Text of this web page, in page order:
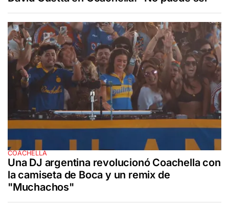
COACHELLA
Una DJ argentina revolucionó Coachella con
la camiseta de Boca y un remix de
"Muchachos"